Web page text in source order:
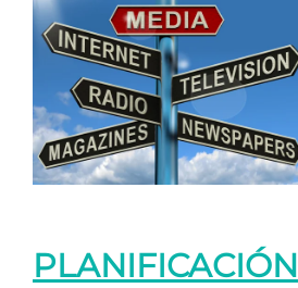
PLANIFICACIÓN